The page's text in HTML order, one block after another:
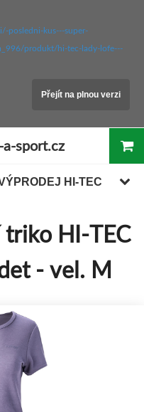
posledni-kus---super-
produkt/hi-tec-lady-lofe---
Přejít na plnou verzi
sport.cz
HI-TEC
HI-TEC
- vel. M